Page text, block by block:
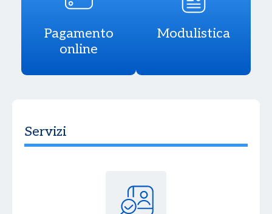
Pagamento
online
Modulistica
Servizi